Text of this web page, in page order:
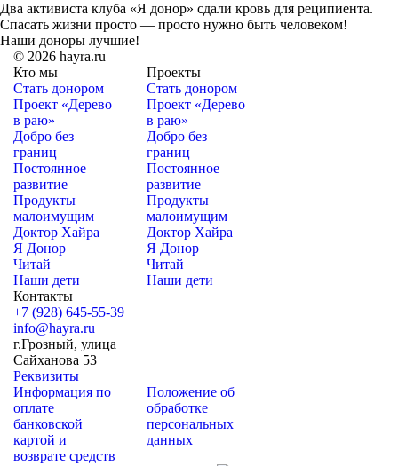
Два активиста клуба «Я донор» сдали кровь для реципиента.
Спасать жизни просто — просто нужно быть человеком!
Наши доноры лучшие!
© 2026 hayra.ru
Кто мы
Стать донором
Проект «Дерево
в раю»
Добро без
границ
Постоянное
развитие
Продукты
малоимущим
Доктор Хайра
Я Донор
Читай
Наши дети
Проекты
Стать донором
Проект «Дерево
в раю»
Добро без
границ
Постоянное
развитие
Продукты
малоимущим
Доктор Хайра
Я Донор
Читай
Наши дети
Контакты
+7 (928) 645-55-39
info@hayra.ru
г.Грозный, улица
Сайханова 53
Реквизиты
Информация по
оплате
банковской
картой и
возврате средств
Положение об
обработке
персональных
данных